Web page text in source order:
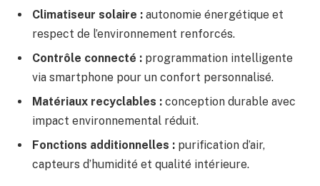
Climatiseur solaire : autonomie énergétique et
respect de l’environnement renforcés.
Contrôle connecté : programmation intelligente
via smartphone pour un confort personnalisé.
Matériaux recyclables : conception durable avec
impact environnemental réduit.
Fonctions additionnelles : purification d’air,
capteurs d’humidité et qualité intérieure.